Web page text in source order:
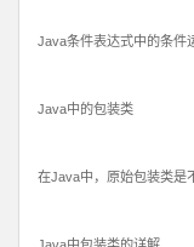
Java条件表达式中的条件
Java中的包装类
在Java中，原始包装类是